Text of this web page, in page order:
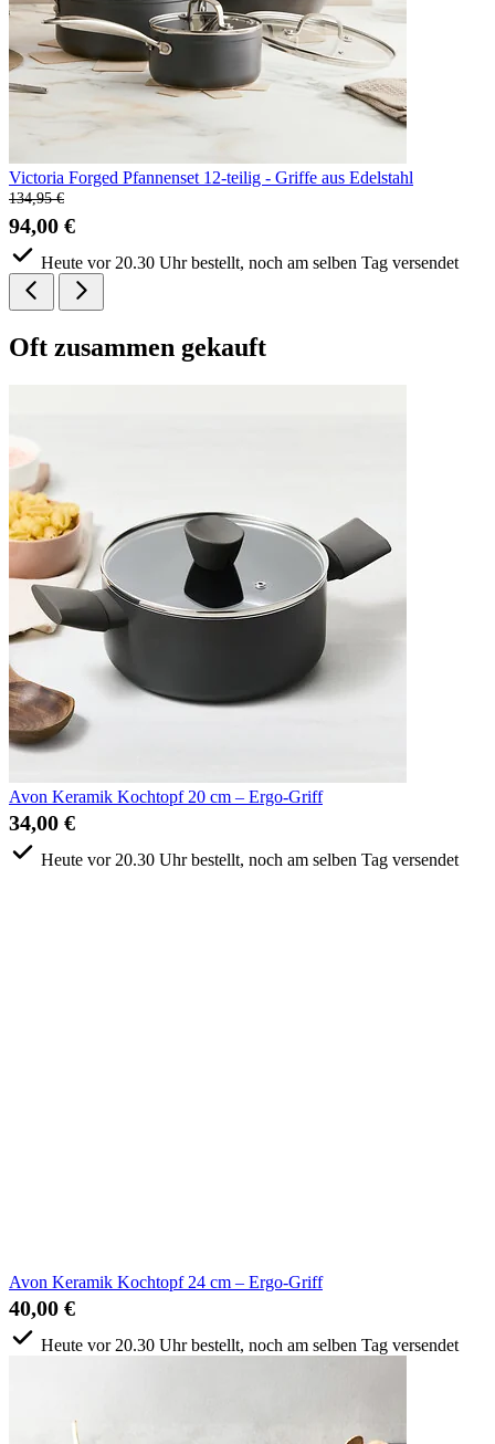
Victoria Forged Pfannenset 12-teilig - Griffe aus Edelstahl
134,95 €
94,00 €
Heute vor 20.30 Uhr bestellt, noch am selben Tag versendet
Oft zusammen gekauft
Avon Keramik Kochtopf 20 cm – Ergo-Griff
34,00 €
Heute vor 20.30 Uhr bestellt, noch am selben Tag versendet
Avon Keramik Kochtopf 24 cm – Ergo-Griff
40,00 €
Heute vor 20.30 Uhr bestellt, noch am selben Tag versendet